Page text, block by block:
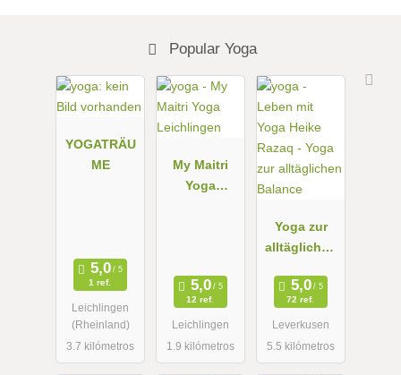
Popular Yoga
YOGATRÄU
ME
1 ref.
Leichlingen
(Rheinland)
3.7 kilómetros
My Maitri
Yoga
12 ref.
Leichlingen
1.9 kilómetros
Yoga zur
alltäglichen
72 ref.
Leverkusen
5.5 kilómetros